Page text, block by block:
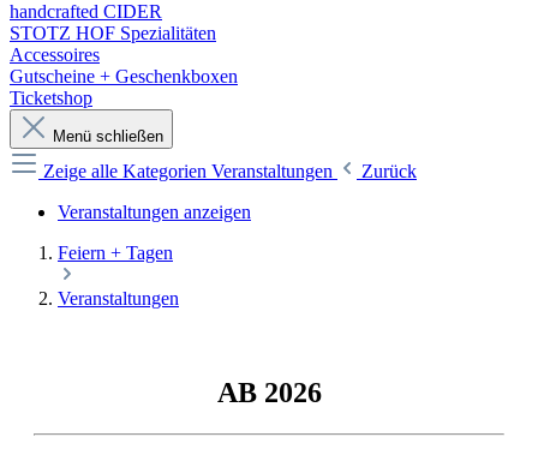
handcrafted CIDER
STOTZ HOF Spezialitäten
Accessoires
Gutscheine + Geschenkboxen
Ticketshop
Menü schließen
Zeige alle Kategorien Veranstaltungen
Zurück
Veranstaltungen anzeigen
Feiern + Tagen
Veranstaltungen
AB 2026